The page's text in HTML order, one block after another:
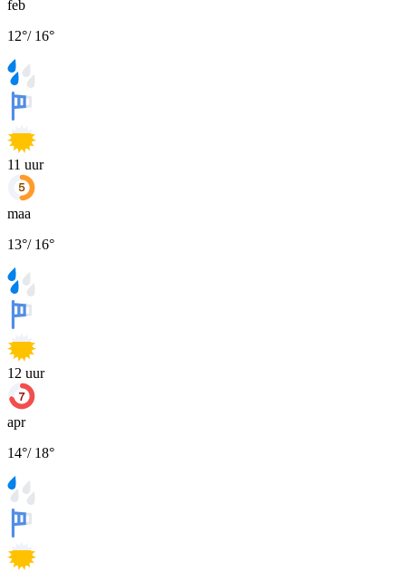
feb
12°/ 16°
11 uur
maa
13°/ 16°
12 uur
apr
14°/ 18°